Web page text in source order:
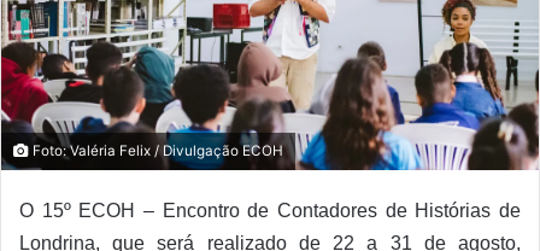
Foto: Valéria Felix / Divulgação ECOH
O 15º ECOH – Encontro de Contadores de Histórias de
Londrina, que será realizado de 22 a 31 de agosto,